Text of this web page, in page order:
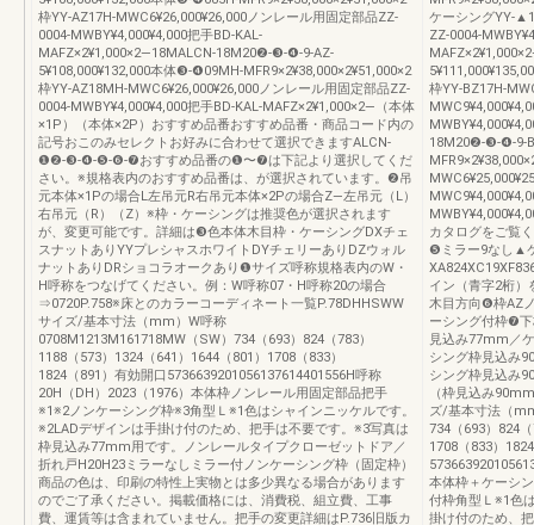
枠YY-AZ17H-MWC6¥26,000¥26,000ノンレール用固定部品ZZ-
0004-MWBY¥4,000¥4,000把手BD-KAL-
MAFZ×2¥1,000×2―18MALCN-18M20❷-❸-❹-9-AZ-
5¥108,000¥132,000本体❸-❹09MH-MFR9×2¥38,000×2¥51,000×2
枠YY-AZ18MH-MWC6¥26,000¥26,000ノンレール用固定部品ZZ-
0004-MWBY¥4,000¥4,000把手BD-KAL-MAFZ×2¥1,000×2―（本体
×1P）（本体×2P）おすすめ品番おすすめ品番・商品コード内の
記号おこのみセレクトお好みに合わせて選択できますALCN-
❶❷-❸-❹-❺-❻-❼おすすめ品番の❶〜❼は下記より選択してくだ
さい。※規格表内のおすすめ品番は、が選択されています。❷吊
元本体×1Pの場合L左吊元R右吊元本体×2Pの場合Z—左吊元（L）
右吊元（R）（Z）※枠・ケーシングは推奨色が選択されます
が、変更可能です。詳細は❸色本体木目枠・ケーシングDXチェ
スナットありYYプレシャスホワイトDYチェリーありDZウォル
ナットありDRショコラオークあり❶サイズ呼称規格表内のW・
H呼称をつなげてください。例：W呼称07・H呼称20の場合
⇒0720P.758※床とのカラーコーディネート一覧P.78DHHSWW
サイズ/基本寸法（mm）W呼称
0708M1213M161718MW（SW）734（693）824（783）
1188（573）1324（641）1644（801）1708（833）
1824（891）有効開口5736639201056137614401556H呼称
20H（DH）2023（1976）本体枠ノンレール用固定部品把手
※1※2ノンケーシング枠※3角型Ｌ※1色はシャインニッケルです。
※2LADデザインは手掛け付のため、把手は不要です。※3写真は
枠見込み77mm用です。ノンレールタイプクローゼットドア／
折れ戸H20H23ミラーなしミラー付ノンケーシング枠（固定枠）
商品の色は、印刷の特性上実物とは多少異なる場合があります
のでご了承ください。掲載価格には、消費税、組立費、工事
費、運賃等は含まれていません。把手の変更詳細はP.736旧版カ
ケーシングYY-
ZZ-0004-
枠YY-BZ17H-
18M20❷-❸-❹-9-
カタログをご覧
❺ミラー9なし▲
イン（青字2桁
木目方向❻枠AZ
ーシング付枠❼
見込み77mm／
シング枠見込み
シング枠見込み
（枠見込み
ズ/基本寸法（
734（693）824
1708（833）
本体枠＋ケーシ
付枠角型Ｌ※1色
掛け付のため、